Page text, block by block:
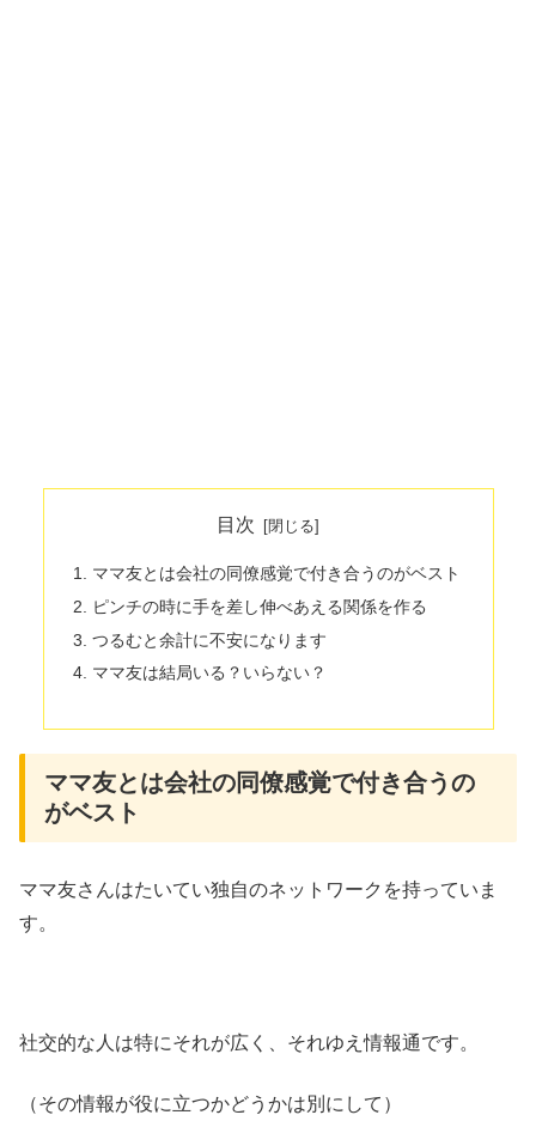
目次
ママ友とは会社の同僚感覚で付き合うのがベスト
ピンチの時に手を差し伸べあえる関係を作る
つるむと余計に不安になります
ママ友は結局いる？いらない？
ママ友とは会社の同僚感覚で付き合うの
がベスト
ママ友さんはたいてい独自のネットワークを持っていま
す。
社交的な人は特にそれが広く、それゆえ情報通です。
（その情報が役に立つかどうかは別にして）